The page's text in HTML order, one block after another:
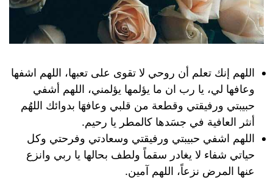
اللهم إنك تعلم أن روحي لا تقوى على تعبها، اللهم اشفها
وعافها لي، يا رب ان ما يؤلمها يؤلمني، اللهم أشفي
حبيبتي ورفيقتي وقطعة من قلبي وعافهَا بدوائك اللهُم
أنثر العافية في جسَدها كالمطر يا رحيم.
اللهم اشفي حبيبتي ورفيقتي وسعادتي وفرحتي وكل
حياتي شفاء لا يغادر سقماً ولطف بحالها يا ربي وانزع
عنها المرض نزعاً، اللهم آمين.